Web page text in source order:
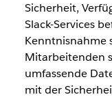
Sicherheit,
Slack-Services
Kenntnisnahme
Mitarbeitenden
umfassende
mit der